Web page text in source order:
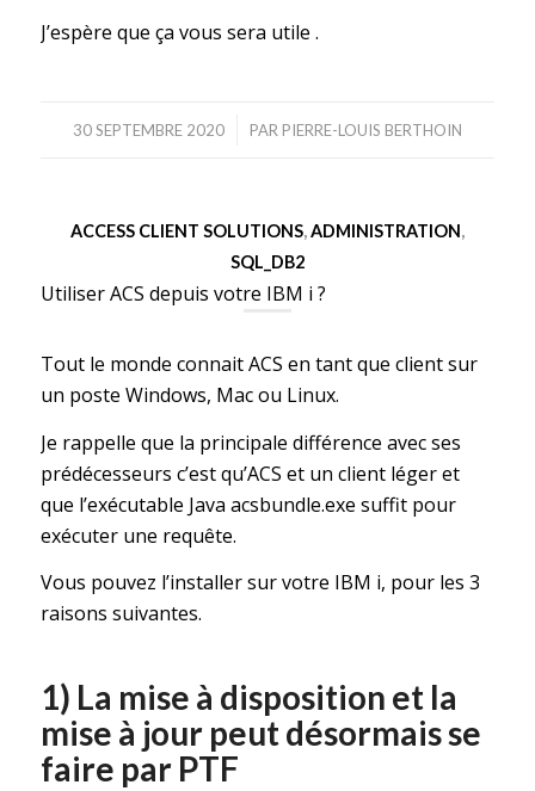
J’espère que ça vous sera utile .
30 SEPTEMBRE 2020
/ PAR PIERRE-LOUIS BERTHOIN
ACCESS CLIENT SOLUTIONS,ADMINISTRATION,
SQL_DB2
Utiliser ACS depuis votre IBM i ?
Tout le monde connait ACS en tant que client sur
un poste Windows, Mac ou Linux.
Je rappelle que la principale différence avec ses
prédécesseurs c’est qu’ACS et un client léger et
que l’exécutable Java acsbundle.exe suffit pour
exécuter une requête.
Vous pouvez l’installer sur votre IBM i, pour les 3
raisons suivantes.
1) La mise à disposition et la
mise à jour peut désormais se
faire par PTF